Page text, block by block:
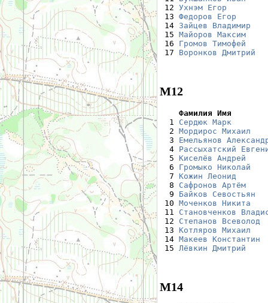
12 Ухнэм Егор
13 Федоров Егор
14 Зайцев Владимир
15 Майоров Максим
16 Громов Тимофей
17 Воронков Дмитрий
М12
Фамилия Имя
1 Сердюк Марк
  2
Мордирос Михаил
  3
Емельянов
  4
Рассыхатский
  5
Киселёв Андрей
  6
Громыко Николай
  7
Кожин Леонид
  8
Сафронов Артём
  9
Байков Севостьян
10 Моченков Никита
11 Становченков
12 Степанов Всеволод
13 Котляров Михаил
14 Макеев Константин
15 Лёвкин Дмитрий
М14